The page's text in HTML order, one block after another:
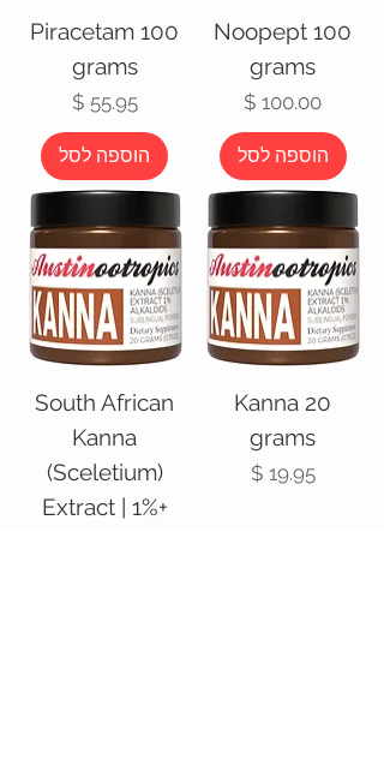
Noopept 100
grams
מחיר
הוספה לסל
Piracetam 100
grams
מחיר‏55.95 ‏$
הוספה לסל
Kanna 20
grams
מחיר‏19.95 ‏$
South African
Kanna
(Sceletium)
Extract | 1%+